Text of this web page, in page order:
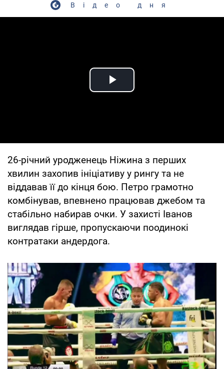
Відео дня
Play Video
26-річний уродженець Ніжина з перших
хвилин захопив ініціативу у рингу та не
віддавав її до кінця бою. Петро грамотно
комбінував, впевнено працював джебом та
стабільно набирав очки. У захисті Іванов
виглядав гірше, пропускаючи поодинокі
контратаки андердога.